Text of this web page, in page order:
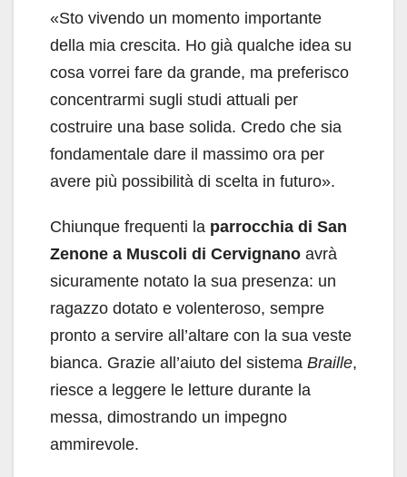
«Sto vivendo un momento importante
della mia crescita. Ho già qualche idea su
cosa vorrei fare da grande, ma preferisco
concentrarmi sugli studi attuali per
costruire una base solida. Credo che sia
fondamentale dare il massimo ora per
avere più possibilità di scelta in futuro».
Chiunque frequenti la parrocchia di San
Zenone a Muscoli di Cervignano avrà
sicuramente notato la sua presenza: un
ragazzo dotato e volenteroso, sempre
pronto a servire all’altare con la sua veste
bianca. Grazie all’aiuto del sistema Braille,
riesce a leggere le letture durante la
messa, dimostrando un impegno
ammirevole.